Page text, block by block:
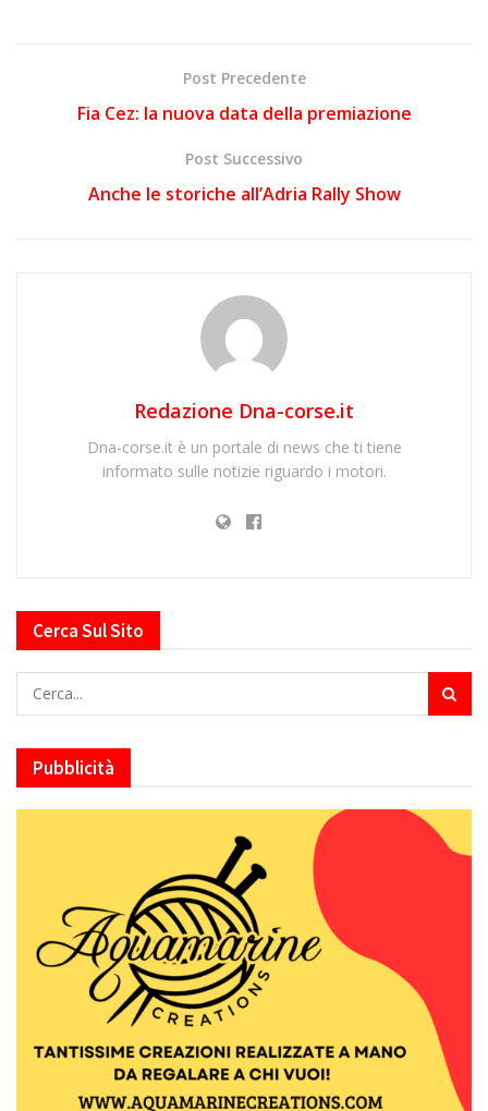
Post Precedente
Fia Cez: la nuova data della premiazione
Post Successivo
Anche le storiche all’Adria Rally Show
Redazione Dna-corse.it
Dna-corse.it è un portale di news che ti tiene
informato sulle notizie riguardo i motori.
Cerca Sul Sito
Pubblicità